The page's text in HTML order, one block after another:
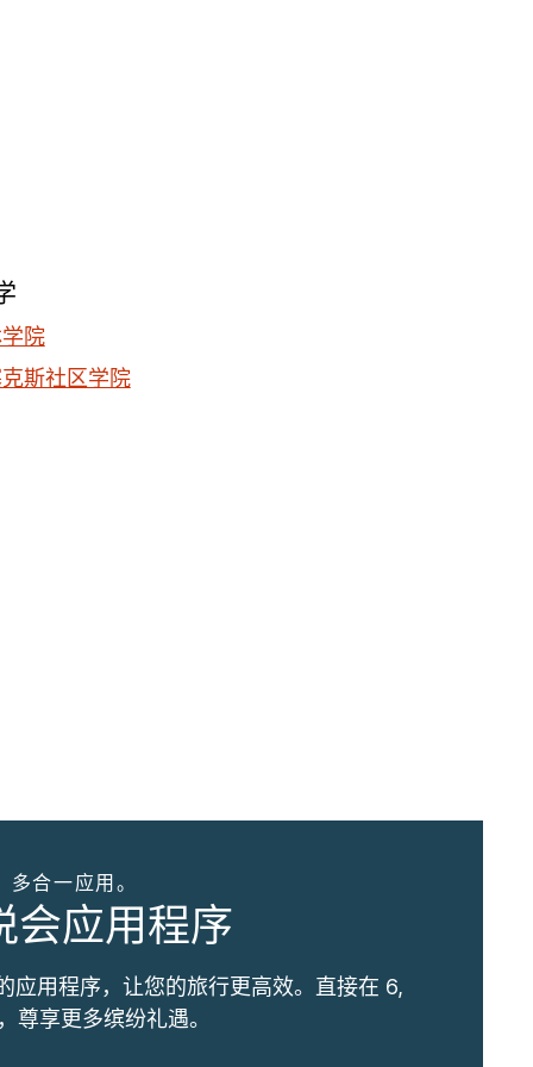
院
斯社区学院
合一应用。
会应用程序
应用程序，让您的旅行更高效。直接在 6,
尊享更多缤纷礼遇。